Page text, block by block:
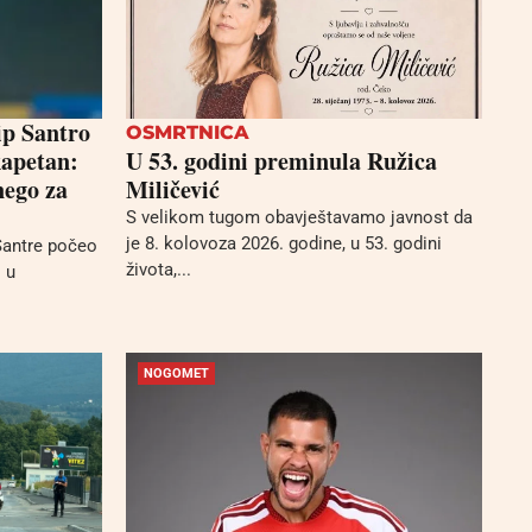
Santro
za
počeo
u
OSMRTNICA
U 53. godini preminula Ružica
Miličević
S velikom tugom obavještavamo javnost da
je 8. kolovoza 2026. godine, u 53. godini
života,...
NOGOMET